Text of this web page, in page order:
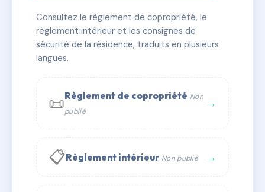
✓ Immatriculée 🏠 70 lots 🏗 1 bâtiment(s)
📞 Contacter Syndic Digital
Consultez le règlement de copropriété, le
règlement intérieur et les consignes de
sécurité de la résidence, traduits en plusieurs
langues.
📜Règlement de copropriété Non
publié
→
📋Règlement intérieur Non publié →